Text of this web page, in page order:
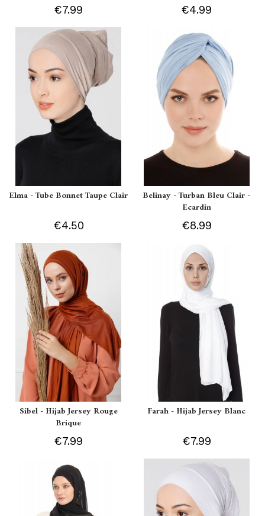
€7.99 €4.99
Elma - Tube Bonnet Taupe Clair
€4.50
Belinay - Turban Bleu Clair -
Ecardin
€8.99
Sibel - Hijab Jersey Rouge
Brique
€7.99
Farah - Hijab Jersey Blanc
€7.99